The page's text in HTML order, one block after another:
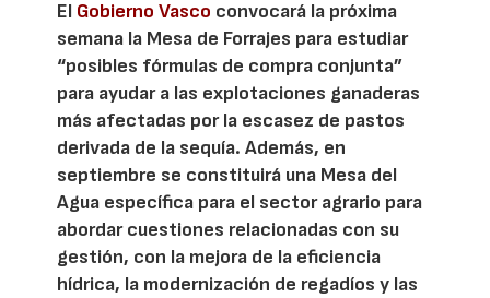
El Gobierno Vasco convocará la próxima
semana la Mesa de Forrajes para estudiar
“posibles fórmulas de compra conjunta”
para ayudar a las explotaciones ganaderas
más afectadas por la escasez de pastos
derivada de la sequía. Además, en
septiembre se constituirá una Mesa del
Agua específica para el sector agrario para
abordar cuestiones relacionadas con su
gestión, con la mejora de la eficiencia
hídrica, la modernización de regadíos y las